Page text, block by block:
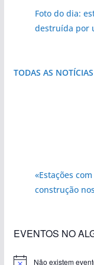
Foto do dia:
destruída por
TODAS AS
«Estações
construção
EVENTOS NO
Não existem